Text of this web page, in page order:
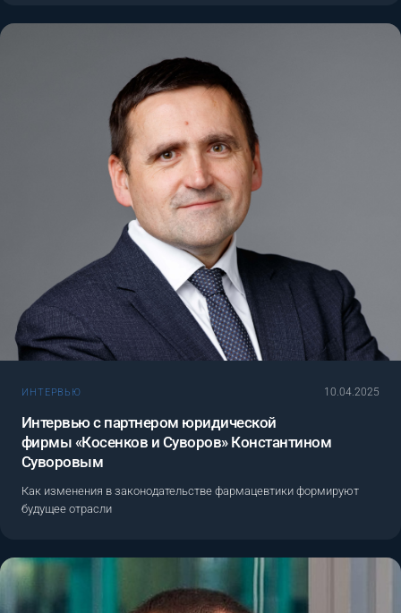
ИНТЕРВЬЮ 10.04.2025
Интервью с партнером юридической
фирмы «Косенков и Суворов» Константином
Суворовым
Как изменения в законодательстве фармацевтики формируют
будущее отрасли